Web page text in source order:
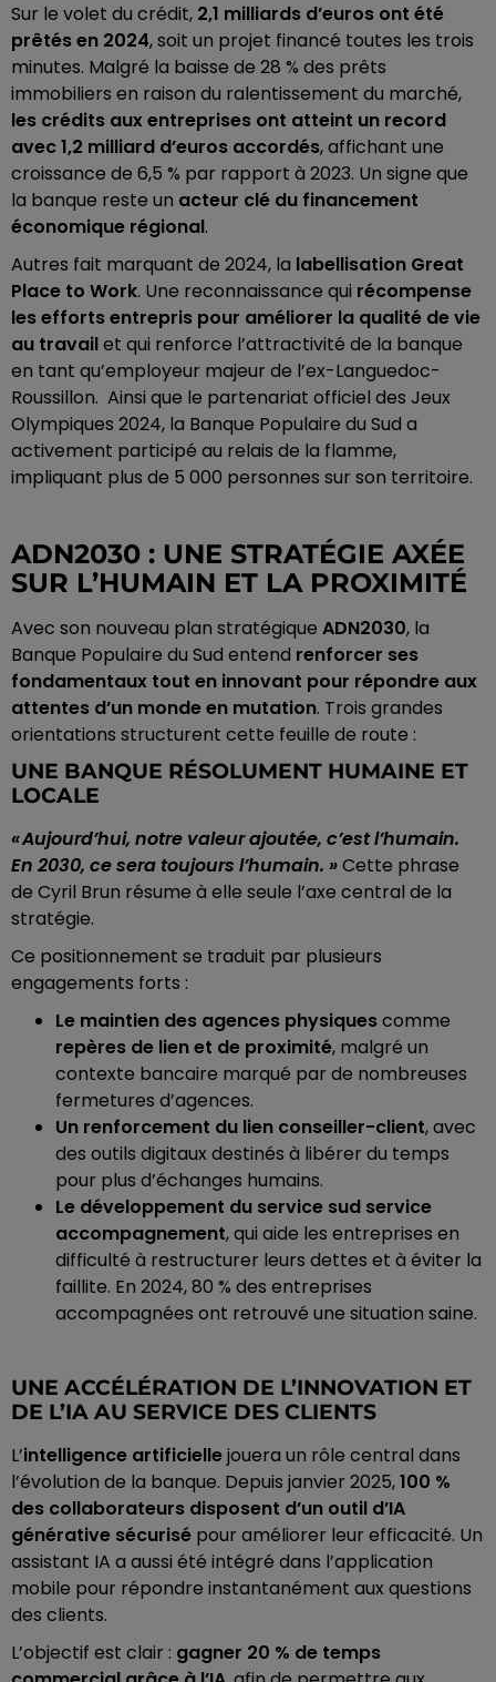
Sur le volet du crédit, 2,1 milliards d’euros ont été
prêtés en 2024, soit un projet financé toutes les trois
minutes. Malgré la baisse de 28 % des prêts
immobiliers en raison du ralentissement du marché,
les crédits aux entreprises ont atteint un record
avec 1,2 milliard d’euros accordés, affichant une
croissance de 6,5 % par rapport à 2023. Un signe que
la banque reste un acteur clé du financement
économique régional.
Autres fait marquant de 2024, la labellisation Great
Place to Work. Une reconnaissance qui récompense
les efforts entrepris pour améliorer la qualité de vie
au travailet qui renforce l’attractivité de la banque
en tant qu’employeur majeur de l’ex-Languedoc-
Roussillon. Ainsi que le partenariat officiel des Jeux
Olympiques 2024, la Banque Populaire du Sud a
activement participé au relais de la flamme,
impliquant plus de 5 000 personnes sur son territoire.
ADN2030 : UNE STRATÉGIE AXÉE
SUR L’HUMAIN ET LA PROXIMITÉ
Avec son nouveau plan stratégique ADN2030, la
Banque Populaire du Sud entend renforcer ses
fondamentaux tout en innovant pour répondre aux
attentes d’un monde en mutation. Trois grandes
orientations structurent cette feuille de route :
UNE BANQUE RÉSOLUMENT HUMAINE ET
LOCALE
« Aujourd’hui, notre valeur ajoutée, c’est l’humain.
En 2030, ce sera toujours l’humain. »Cette phrase
de Cyril Brun résume à elle seule l’axe central de la
stratégie.
Ce positionnement se traduit par plusieurs
engagements forts :
Le maintien des agences physiquescomme
repères de lien et de proximité, malgré un
contexte bancaire marqué par de nombreuses
fermetures d’agences.
Un renforcement du lien conseiller-client, avec
des outils digitaux destinés à libérer du temps
pour plus d’échanges humains.
Le développement du service sud service
accompagnement, qui aide les entreprises en
difficulté à restructurer leurs dettes et à éviter la
faillite. En 2024, 80 % des entreprises
accompagnées ont retrouvé une situation saine.
UNE ACCÉLÉRATION DE L’INNOVATION ET
DE L’IA AU SERVICE DES CLIENTS
L’intelligence artificiellejouera un rôle central dans
l’évolution de la banque. Depuis janvier 2025,100 %
des collaborateurs disposent d’un outil d’IA
générative sécurisé pour améliorer leur efficacité. Un
assistant IA a aussi été intégré dans l’application
mobile pour répondre instantanément aux questions
des clients.
L’objectif est clair : gagner 20 % de temps